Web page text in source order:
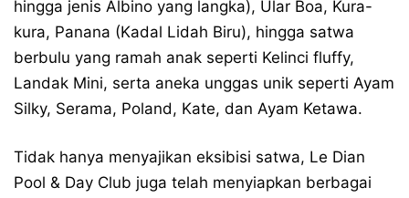
hingga jenis Albino yang langka), Ular Boa, Kura-
kura, Panana (Kadal Lidah Biru), hingga satwa
berbulu yang ramah anak seperti Kelinci fluffy,
Landak Mini, serta aneka unggas unik seperti Ayam
Silky, Serama, Poland, Kate, dan Ayam Ketawa.
Tidak hanya menyajikan eksibisi satwa, Le Dian
Pool & Day Club juga telah menyiapkan berbagai